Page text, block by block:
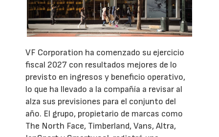
VF Corporation ha comenzado su ejercicio
fiscal 2027 con resultados mejores de lo
previsto en ingresos y beneficio operativo,
lo que ha llevado a la compañía a revisar al
alza sus previsiones para el conjunto del
año. El grupo, propietario de marcas como
The North Face, Timberland, Vans, Altra,